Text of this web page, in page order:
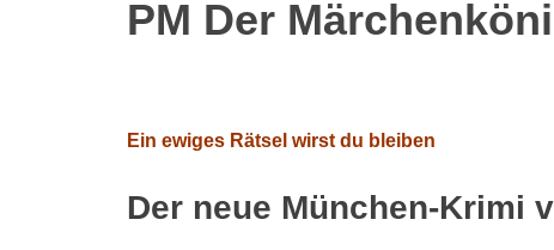
PM Der
Ein ewiges Rätsel wirst du bleiben
Der neue München-Krimi